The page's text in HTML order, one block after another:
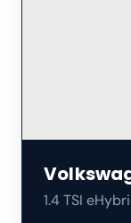
1.4 TSI